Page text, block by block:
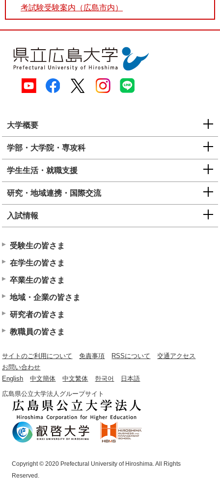
考試験受験案内（広島市内）
大学概要
学部・大学院・専攻科
学生生活・就職支援
研究・地域連携・国際交流
入試情報
受験生の皆さま
在学生の皆さま
卒業生の皆さま
地域・企業の皆さま
研究者の皆さま
教職員の皆さま
サイトのご利用について 免責事項 RSSについて
交通アクセス
お問い合わせ
English
中文簡体 中文繁体 한국어 日本語
広島県公立大学法人グループサイト
Copyright © 2020 Prefectural University of Hiroshima. All Rights
Reserved.